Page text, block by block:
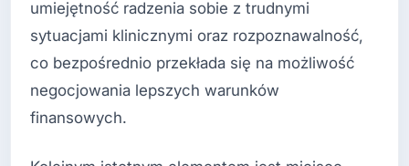
umiejętność radzenia sobie z trudnymi
sytuacjami klinicznymi oraz rozpoznawalność,
co bezpośrednio przekłada się na możliwość
negocjowania lepszych warunków
finansowych.